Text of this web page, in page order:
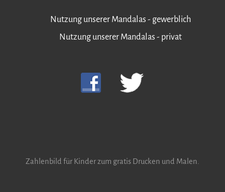
Nutzung unserer Mandalas - gewerblich
Nutzung unserer Mandalas - privat
Zahlenbild für Kinder zum gratis Drucken und Malen.